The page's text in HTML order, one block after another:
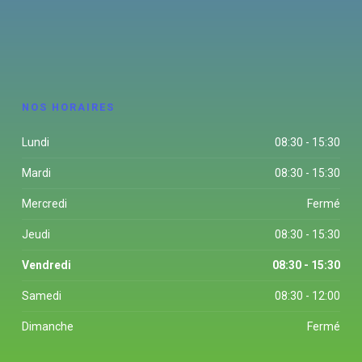
NOS HORAIRES
Lundi 08:30 - 15:30
Mardi 08:30 - 15:30
Mercredi Fermé
Jeudi 08:30 - 15:30
Vendredi 08:30 - 15:30
Samedi 08:30 - 12:00
Dimanche Fermé